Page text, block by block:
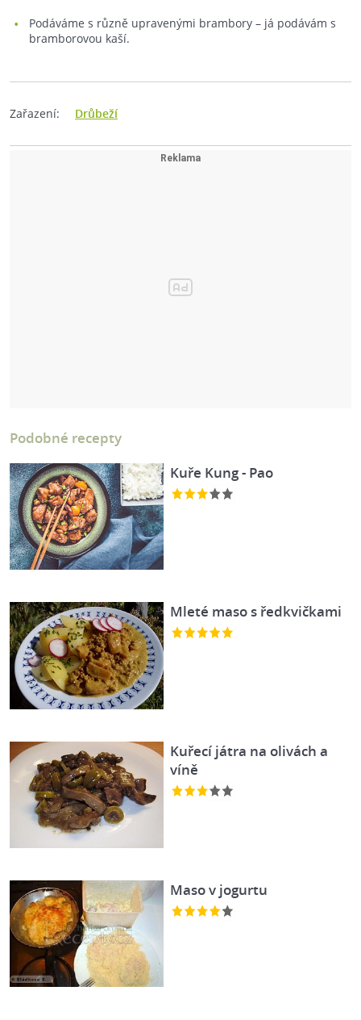
Podáváme s různě upravenými brambory –⁠ já podávám s
bramborovou kaší.
Zařazení: Drůbeží
Podobné recepty
Kuře Kung - Pao
Mleté maso s ředkvičkami
Kuřecí játra na olivách a
víně
Maso v jogurtu